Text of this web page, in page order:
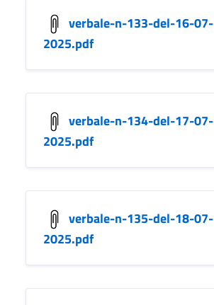
verbale-n-133-del-16-07-
2025.pdf
verbale-n-134-del-17-07-
2025.pdf
verbale-n-135-del-18-07-
2025.pdf